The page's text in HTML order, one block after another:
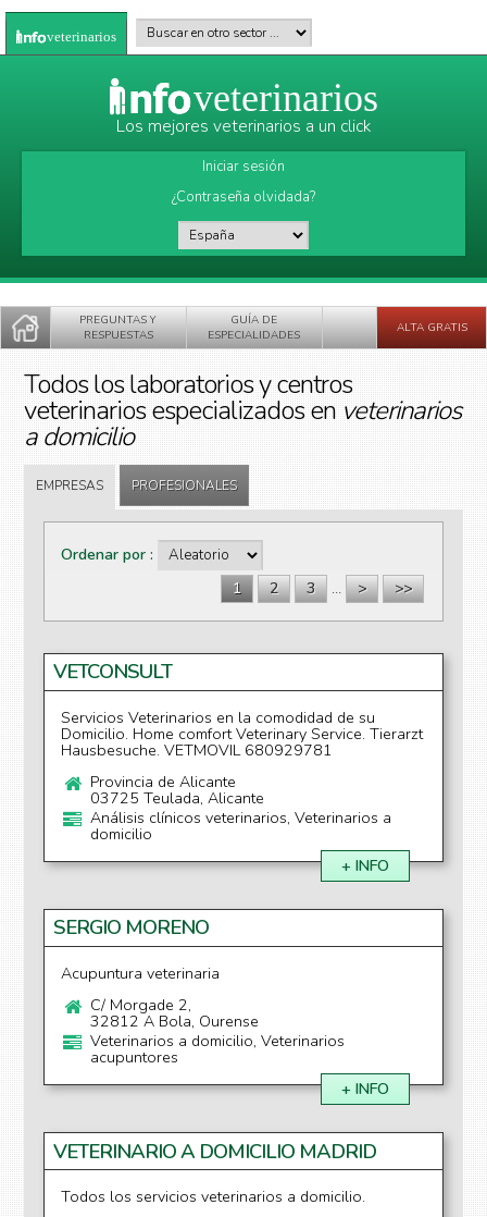
Pasar al contenido principal
veterinarios Buscar en otro sector
veterinarios
Los mejores veterinarios a un click
Iniciar sesión
¿Contraseña olvidada?
PREGUNTAS Y
RESPUESTAS
GUÍA DE
ESPECIALIDADES
ALTA GRATIS
Todos los laboratorios y centros
veterinarios especializados enveterinarios
a domicilio
EMPRESAS PROFESIONALES
Ordenar por
Páginas
1 2 3 … > >>
VETCONSULT
Servicios Veterinarios en la comodidad de su
Domicilio. Home comfort Veterinary Service. Tierarzt
Hausbesuche. VETMOVIL 680929781
Provincia de Alicante
03725 Teulada, Alicante
Análisis clínicos veterinarios, Veterinarios a
domicilio
+ INFO
SERGIO MORENO
Acupuntura veterinaria
C/ Morgade 2,
32812 A Bola, Ourense
Veterinarios a domicilio, Veterinarios
acupuntores
+ INFO
VETERINARIO A DOMICILIO MADRID
Todos los servicios veterinarios a domicilio.